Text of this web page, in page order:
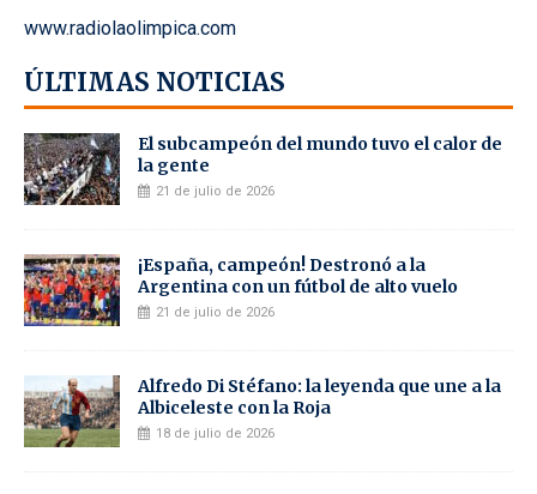
www.radiolaolimpica.com
ÚLTIMAS NOTICIAS
El subcampeón del mundo tuvo el calor de
la gente
21 de julio de 2026
¡España, campeón! Destronó a la
Argentina con un fútbol de alto vuelo
21 de julio de 2026
Alfredo Di Stéfano: la leyenda que une a la
Albiceleste con la Roja
18 de julio de 2026